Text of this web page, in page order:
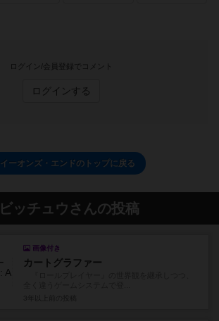
ログイン/会員登録でコメント
ログインする
イーオンズ・エンドのトップに戻る
ビッチュウさんの投稿
画像付き
カートグラファー